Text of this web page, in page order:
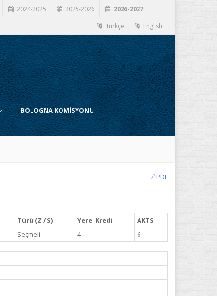
2024-2025 2025-2026 2026-2027
Türkçe English
BOLOGNA KOMİSYONU
PDF
Türü (Z / S) Yerel Kredi
AKTS
Seçmeli 4 6